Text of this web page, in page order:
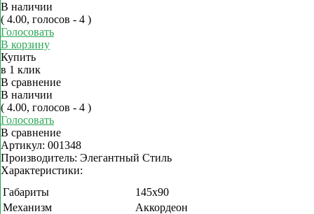
В наличии
( 4.00, голосов - 4 )
Голосовать
В корзину
Купить
в 1 клик
В сравнение
В наличии
( 4.00, голосов - 4 )
Голосовать
В сравнение
Артикул: 001348
Производитель: Элегантный Стиль
Характеристики:
Габариты
145х90
Механизм
Аккордеон